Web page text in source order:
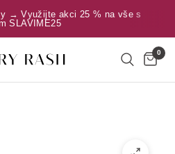
→ Využijte akci 25 % na vše s
SLAVIME25
0